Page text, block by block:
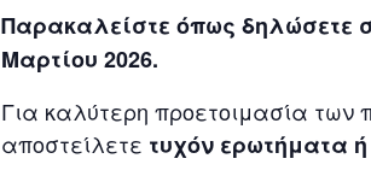
Παρακαλείστε όπως δηλώσετε
Μαρτίου 2026.
Για καλύτερη προετοιμασία
αποστείλετε τυχόν ερωτήματα